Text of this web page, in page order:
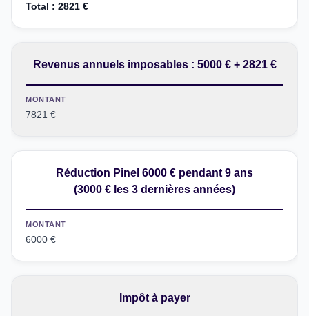
Total : 2821 €
Revenus annuels imposables : 5000 € + 2821 €
MONTANT
7821 €
Réduction Pinel 6000 € pendant 9 ans
(3000 € les 3 dernières années)
MONTANT
6000 €
Impôt à payer